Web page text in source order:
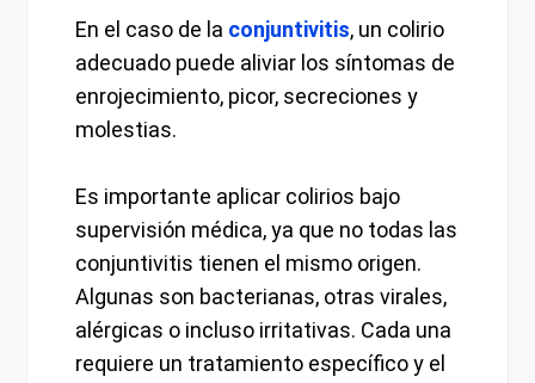
En el caso de la conjuntivitis, un colirio
adecuado puede aliviar los síntomas de
enrojecimiento, picor, secreciones y
molestias.
Es importante aplicar colirios bajo
supervisión médica, ya que no todas las
conjuntivitis tienen el mismo origen.
Algunas son bacterianas, otras virales,
alérgicas o incluso irritativas. Cada una
requiere un tratamiento específico y el